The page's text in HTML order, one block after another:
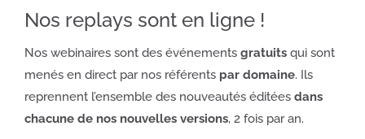
Nos replays sont en ligne !
Nos webinaires sont des événements gratuits qui sont
menés en direct par nos référents par domaine. Ils
reprennent l’ensemble des nouveautés éditées dans
chacune de nos nouvelles versions, 2 fois par an.